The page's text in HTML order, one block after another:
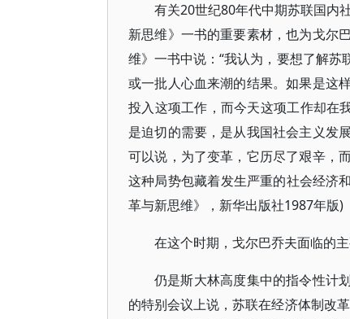
有关20世纪80年代中期苏联国内
新思维》一书的重要素材，也为戈尔
维》一书中说：“我认为，要想了解
或一批人心血来潮的结果。如果是这
投入这项工作，而今天这项工作却在
是迫切的需要，是从我国社会主义发
可以说，为了变革，它历尽了艰辛，
这种局势包藏着发生严重的社会经济
革与新思维》，新华出版社1987年版)
在这个时期，戈尔巴乔夫面临的主
仍是斯大林高度集中的指令性计
的特别会议上说，苏联在经济体制改